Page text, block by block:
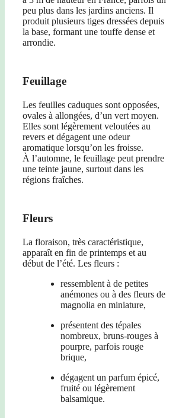
peu plus dans les jardins anciens. Il
produit plusieurs tiges dressées depuis
la base, formant une touffe dense et
arrondie.
Feuillage
Les feuilles caduques sont opposées,
ovales à allongées, d’un vert moyen.
Elles sont légèrement veloutées au
revers et dégagent une odeur
aromatique lorsqu’on les froisse.
À l’automne, le feuillage peut prendre
une teinte jaune, surtout dans les
régions fraîches.
Fleurs
La floraison, très caractéristique,
apparaît en fin de printemps et au
début de l’été. Les fleurs :
ressemblent à de petites
anémones ou à des fleurs de
magnolia en miniature,
présentent des tépales
nombreux, bruns-rouges à
pourpre, parfois rouge
brique,
dégagent un parfum épicé,
fruité ou légèrement
balsamique.